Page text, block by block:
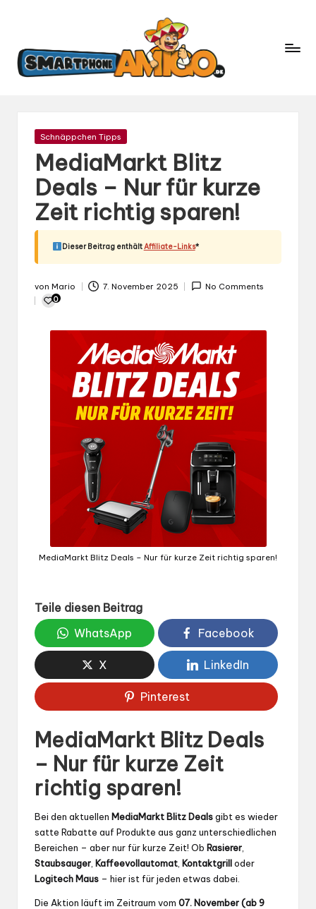
m
a
rt
in
der
Mobilfunk
Gepostet
Schnäppchen Tipps
MediaMarkt Blitz
Deals – Nur für kurze
Zeit richtig sparen!
Dieser Beitrag enthältAffiliate-Links*
Gepostet
von
von Mario 7. November 2025 No Comments
0
MediaMarkt Blitz Deals – Nur für kurze Zeit richtig sparen!
Teile diesen Beitrag
WhatsApp
Facebook
X LinkedIn
Pinterest
MediaMarkt Blitz Deals
– Nur für kurze Zeit
richtig sparen!
Bei den aktuellen MediaMarkt Blitz Dealsgibt es wieder
satte Rabatte auf Produkte aus ganz unterschiedlichen
Bereichen – aber nur für kurze Zeit! Ob Rasierer
Staubsauger Kaffeevollautomat Kontaktgrilloder
Logitech Maus – hier ist für jeden etwas dabei.
Die Aktion läuft im Zeitraum vom 07. November (ab 9